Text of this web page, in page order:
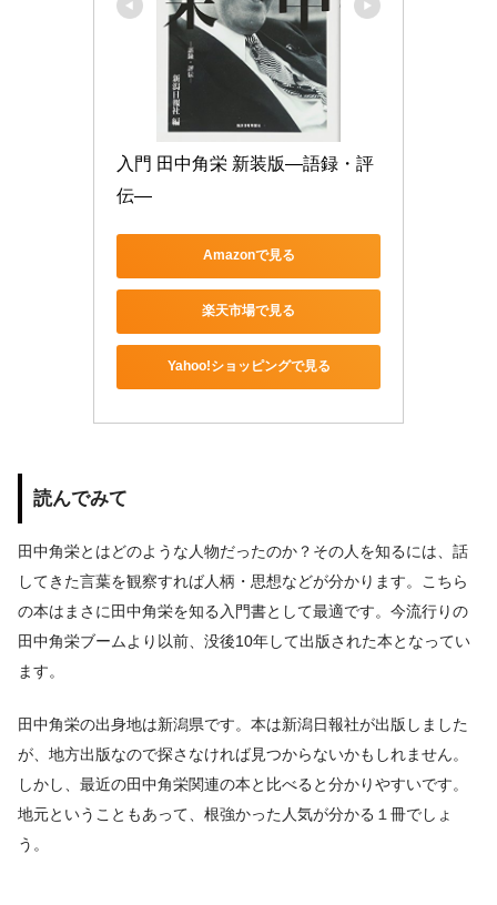
入門 田中角栄 新装版―語録・評
伝―
Amazonで見る
楽天市場で見る
Yahoo!ショッピングで見る
読んでみて
田中角栄とはどのような人物だったのか？その人を知るには、話
してきた言葉を観察すれば人柄・思想などが分かります。こちら
の本はまさに田中角栄を知る入門書として最適です。今流行りの
田中角栄ブームより以前、没後10年して出版された本となってい
ます。
田中角栄の出身地は新潟県です。本は新潟日報社が出版しました
が、地方出版なので探さなければ見つからないかもしれません。
しかし、最近の田中角栄関連の本と比べると分かりやすいです。
地元ということもあって、根強かった人気が分かる１冊でしょ
う。